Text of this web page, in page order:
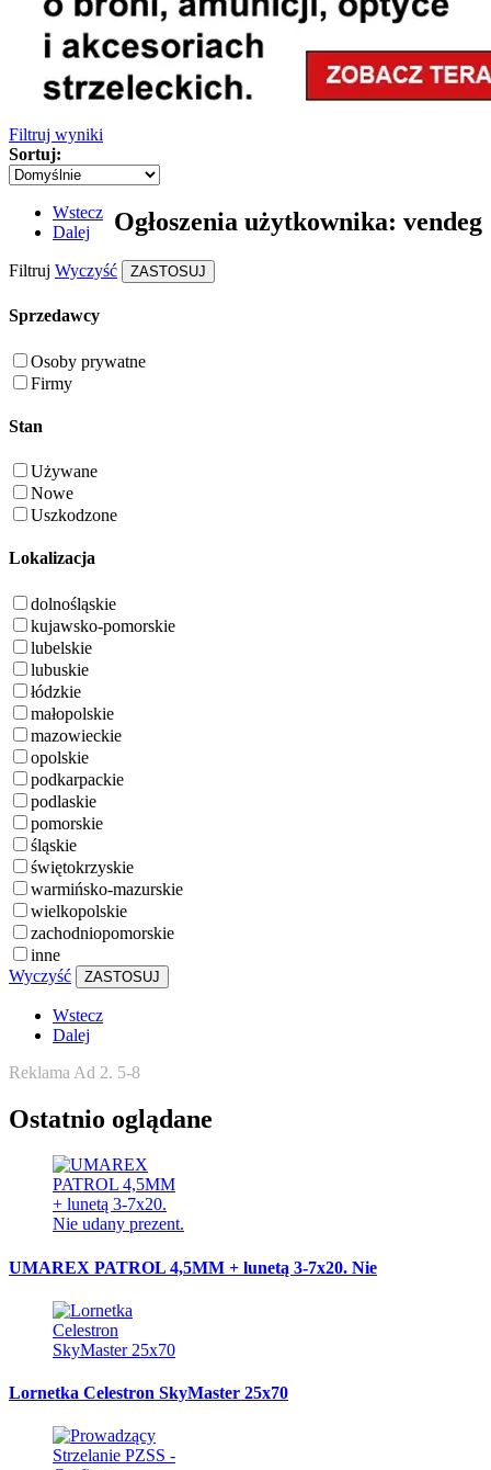
Filtruj wyniki
Sortuj:
Ogłoszenia użytkownika: vendeg
Wstecz
Dalej
Filtruj Wyczyść ZASTOSUJ
Sprzedawcy
Osoby prywatne
Firmy
Stan
Używane
Nowe
Uszkodzone
Lokalizacja
dolnośląskie
kujawsko-pomorskie
lubelskie
lubuskie
łódzkie
małopolskie
mazowieckie
opolskie
podkarpackie
podlaskie
pomorskie
śląskie
świętokrzyskie
warmińsko-mazurskie
wielkopolskie
zachodniopomorskie
inne
Wyczyść
ZASTOSUJ
Wstecz
Dalej
Reklama Ad 2. 5-8
Ostatnio oglądane
UMAREX PATROL 4,5MM + lunetą 3-7x20. Nie
Lornetka Celestron SkyMaster 25x70